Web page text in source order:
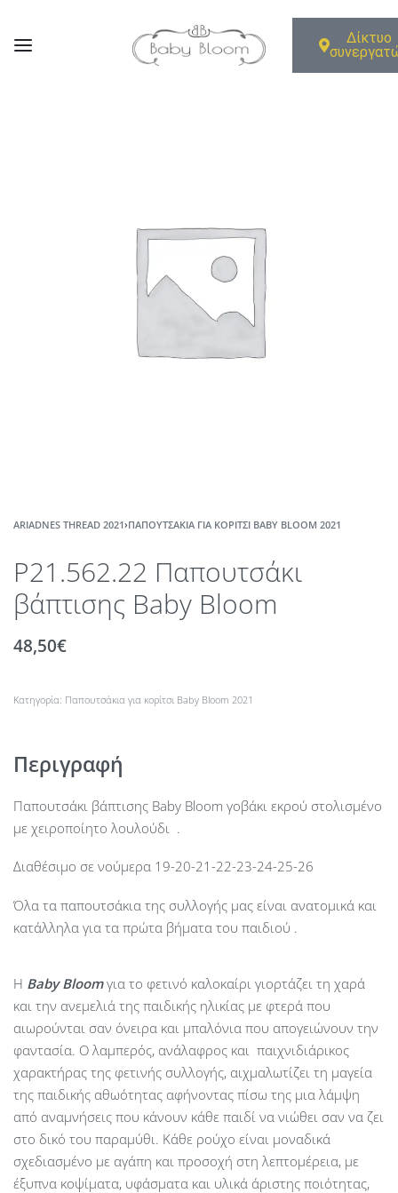
Δίκτυο
ARIADNES THREAD 2021›ΠΑΠΟΥΤΣΆΚΙΑ ΓΙΑ ΚΟΡΊΤΣΙ BABY BLOOM 2021
P21.562.22 Παπουτσάκι
βάπτισης Baby Bloom
48,50€
Κατηγορία: Παπουτσάκια για κορίτσι Baby Bloom 2021
Περιγραφή
Παπουτσάκι βάπτισης Baby Bloom γοβάκι εκρού στολισμένο
με χειροποίητο λουλούδι .
Διαθέσιμο σε νούμερα 19-20-21-22-23-24-25-26
Όλα τα παπουτσάκια της συλλογής μας είναι ανατομικά και
κατάλληλα για τα πρώτα βήματα του παιδιού .
Η Baby Bloom για το φετινό καλοκαίρι γιορτάζει τη χαρά
και την ανεμελιά της παιδικής ηλικίας με φτερά που
αιωρούνται σαν όνειρα και μπαλόνια που απογειώνουν την
φαντασία. Ο λαμπερός, ανάλαφρος και παιχνιδιάρικος
χαρακτήρας της φετινής συλλογής, αιχμαλωτίζει τη μαγεία
της παιδικής αθωότητας αφήνοντας πίσω της μια λάμψη
από αναμνήσεις που κάνουν κάθε παιδί να νιώθει σαν να ζει
στο δικό του παραμύθι. Κάθε ρούχο είναι μοναδικά
σχεδιασμένο με αγάπη και προσοχή στη λεπτομέρεια, με
έξυπνα κοψίματα, υφάσματα και υλικά άριστης ποιότητας,